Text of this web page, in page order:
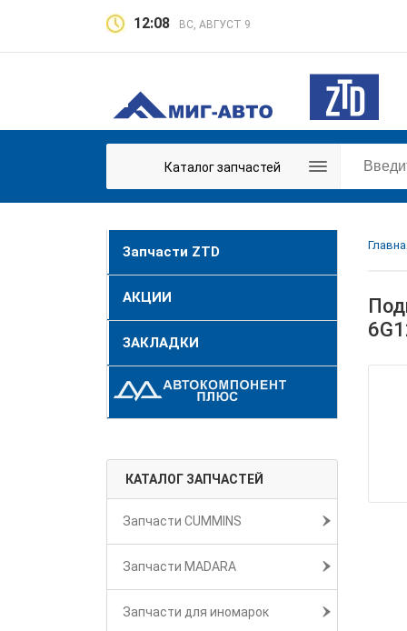
12:08 ВС, АВГУСТ 9
Каталог запчастей
Запчасти ZTD
АКЦИИ
ЗАКЛАДКИ
КАТАЛОГ ЗАПЧАСТЕЙ
Запчасти CUMMINS
Запчасти MADARA
Запчасти для иномарок